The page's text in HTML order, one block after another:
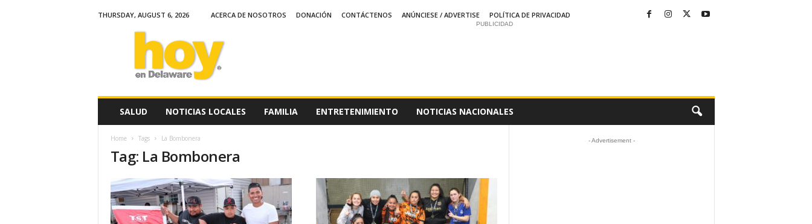
THURSDAY, AUGUST 6, 2026 ACERCA DE NOSOTROS DONACIÓN CONTÁCTENOS ANÚNCIESE / ADVERTISE
POLÍTICA DE PRIVACIDAD
PUBLICIDAD
SALUD NOTICIAS LOCALES FAMILIA ENTRETENIMIENTO NOTICIAS NACIONALES
Home Tags La Bombonera
Tag: La Bombonera
- Advertisement -